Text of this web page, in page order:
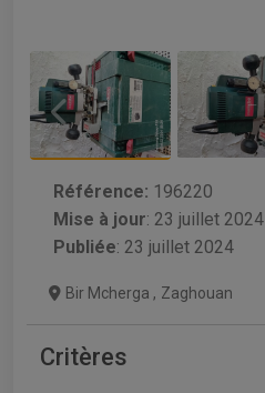
Référence: 196220
Mise à jour: 23 juillet 2024
Publiée: 23 juillet 2024
Bir Mcherga , Zaghouan
Critères